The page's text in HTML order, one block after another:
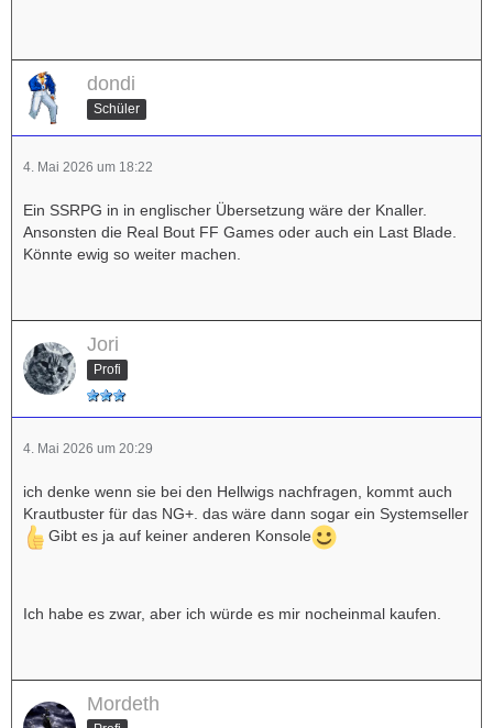
dondi
Schüler
4. Mai 2026 um 18:22
Ein SSRPG in in englischer Übersetzung wäre der Knaller.
Ansonsten die Real Bout FF Games oder auch ein Last Blade.
Könnte ewig so weiter machen.
Jori
Profi
4. Mai 2026 um 20:29
ich denke wenn sie bei den Hellwigs nachfragen, kommt auch
Krautbuster für das NG+. das wäre dann sogar ein Systemseller
Gibt es ja auf keiner anderen Konsole
Ich habe es zwar, aber ich würde es mir nocheinmal kaufen.
Mordeth